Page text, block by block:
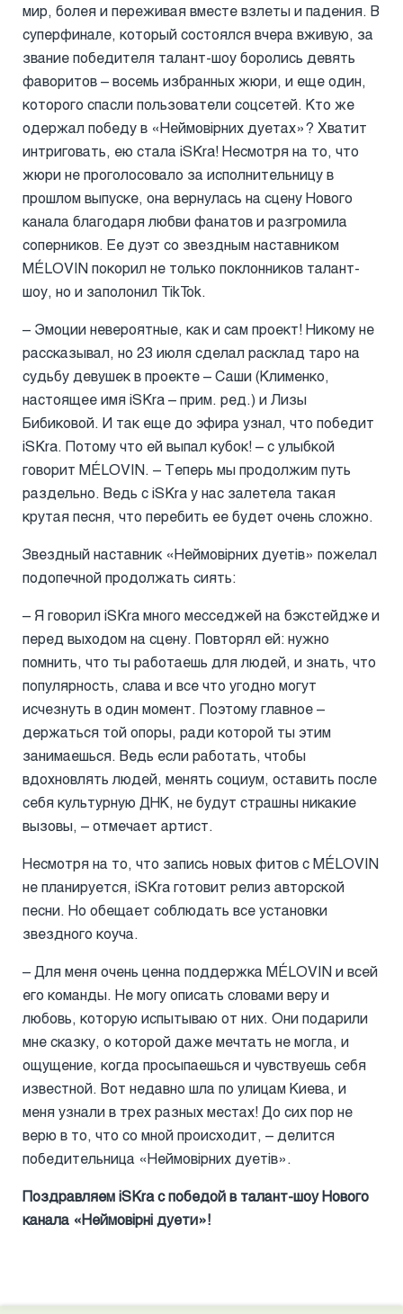
мир, болея и переживая вместе взлеты и падения. В
суперфинале, который состоялся вчера вживую, за
звание победителя талант-шоу боролись девять
фаворитов – восемь избранных жюри, и еще один,
которого спасли пользователи соцсетей. Кто же
одержал победу в «Неймовірних дуетах»? Хватит
интриговать, ею стала iSKra! Несмотря на то, что
жюри не проголосовало за исполнительницу в
прошлом выпуске, она вернулась на сцену Нового
канала благодаря любви фанатов и разгромила
соперников. Ее дуэт со звездным наставником
MÉLOVIN покорил не только поклонников талант-
шоу, но и заполонил TikTok.
– Эмоции невероятные, как и сам проект! Никому не
рассказывал, но 23 июля сделал расклад таро на
судьбу девушек в проекте – Саши (Клименко,
настоящее имя iSKra – прим. ред.) и Лизы
Бибиковой. И так еще до эфира узнал, что победит
iSKra. Потому что ей выпал кубок! – с улыбкой
говорит MÉLOVIN. – Теперь мы продолжим путь
раздельно. Ведь с iSKra у нас залетела такая
крутая песня, что перебить ее будет очень сложно.
Звездный наставник «Неймовірних дуетів» пожелал
подопечной продолжать сиять:
– Я говорил iSKra много месседжей на бэкстейдже и
перед выходом на сцену. Повторял ей: нужно
помнить, что ты работаешь для людей, и знать, что
популярность, слава и все что угодно могут
исчезнуть в один момент. Поэтому главное –
держаться той опоры, ради которой ты этим
занимаешься. Ведь если работать, чтобы
вдохновлять людей, менять социум, оставить после
себя культурную ДНК, не будут страшны никакие
вызовы, – отмечает артист.
Несмотря на то, что запись новых фитов с MÉLOVIN
не планируется, iSKra готовит релиз авторской
песни. Но обещает соблюдать все установки
звездного коуча.
– Для меня очень ценна поддержка MÉLOVIN и всей
его команды. Не могу описать словами веру и
любовь, которую испытываю от них. Они подарили
мне сказку, о которой даже мечтать не могла, и
ощущение, когда просыпаешься и чувствуешь себя
известной. Вот недавно шла по улицам Киева, и
меня узнали в трех разных местах! До сих пор не
верю в то, что со мной происходит, – делится
победительница «Неймовірних дуетів».
Поздравляем iSKra с победой в талант-шоу Нового
канала «Неймовірні дуети»!